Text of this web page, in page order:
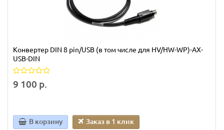
Конвертер DIN 8 pin/USB (в том числе для HV/HW-WP)-AX-
USB-DIN
9 100 р.
В корзину Заказ в 1 клик